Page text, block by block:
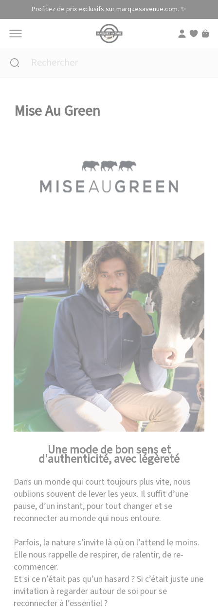
Profitez de prix exclusifs sur marquesavenue.com. ✨
Mise Au Green
Une mode de bon sens et
d'authenticité, avec légèreté
Dans un monde qui court toujours plus vite, nous
oublions souvent de lever les yeux. Il suffit d’une
pause, d’un instant, pour tout changer et se
reconnecter au monde qui nous entoure.
Parfois, la nature s’invite là où on l’attend le moins.
Elle nous rappelle de respirer, de ralentir, de re-
commencer.
Et si ce n’était pas qu’un hasard ? Si c’était juste une
invitation à regarder autour de soi pour se
reconnecter à l’essentiel ?
Panneau de gestion des cookies